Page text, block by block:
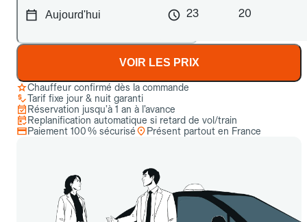
23 20
VOIR LES PRIX
Chauffeur confirmé dès la commande
Tarif fixe jour & nuit garanti
Réservation jusqu’à 1 an à l’avance
Replanification automatique si retard de vol/train
Paiement 100 % sécurisé
Présent partout en France